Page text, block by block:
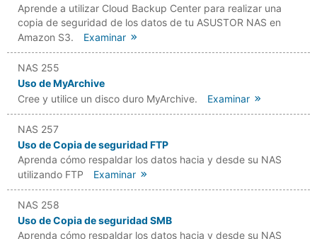
Aprende a utilizar Cloud Backup Center para realizar una
copia de seguridad de los datos de tu ASUSTOR NAS en
Amazon S3.
Examinar
NAS 255
Uso de MyArchive
Cree y utilice un disco duro MyArchive.
Examinar
NAS 257
Uso de Copia de seguridad FTP
Aprenda cómo respaldar los datos hacia y desde su NAS
utilizando FTP
Examinar
NAS 258
Uso de Copia de seguridad SMB
Aprenda cómo respaldar los datos hacia y desde su NAS